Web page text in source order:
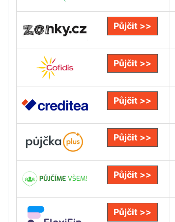
Půjčit >>
Půjčit >>
Půjčit >>
Půjčit >>
Půjčit >>
Půjčit >>